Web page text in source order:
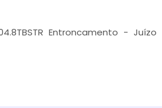
Entroncamento - Juízo